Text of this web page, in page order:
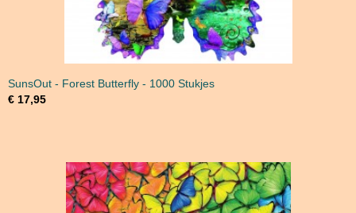
SunsOut - Forest Butterfly - 1000 Stukjes
€ 17,95